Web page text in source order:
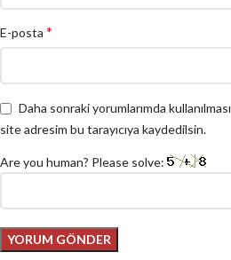
E-posta *
Daha sonraki yorumlarımda
site adresim bu tarayıcıya kaydedilsin.
Are you human? Please solve: